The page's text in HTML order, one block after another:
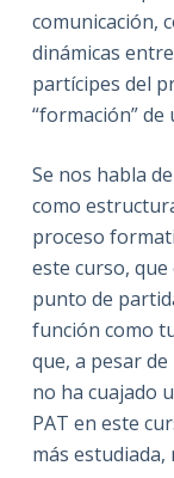
comunicación,
dinámicas
partícipes del
“formación”
Se nos habla
como
proceso
este curso, que
punto de
función como
que, a pesar
no ha cuajado
PAT en este
más estudiada,